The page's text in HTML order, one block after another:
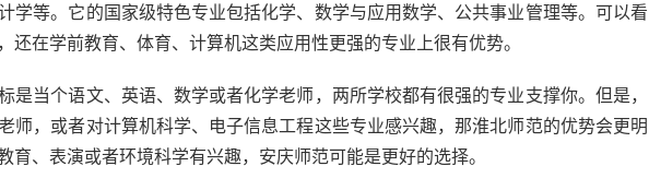
学等。它的国家级特色专业包括化学、数学与应用数学、公共事业管理等。可以看
还在学前教育、体育、计算机这类应用性更强的专业上很有优势。
是当个语文、英语、数学或者化学老师，两所学校都有很强的专业支撑你。但是，
师，或者对计算机科学、电子信息工程这些专业感兴趣，那淮北师范的优势会更明
育、表演或者环境科学有兴趣，安庆师范可能是更好的选择。